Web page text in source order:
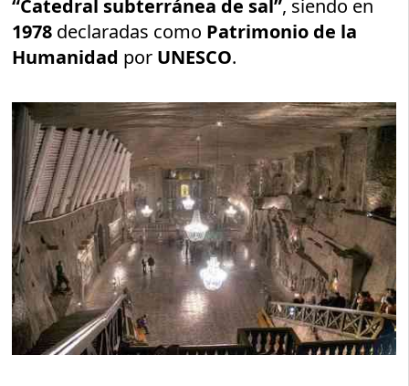
“Catedral subterránea de sal”, siendo en
1978 declaradas como Patrimonio de la
Humanidad por UNESCO.